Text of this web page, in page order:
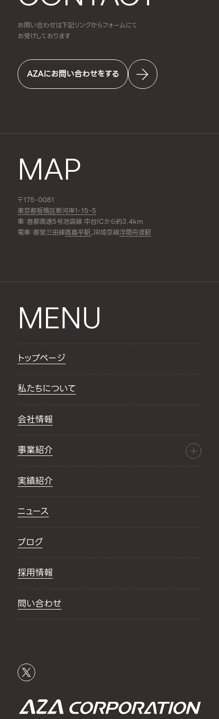
お問い合わせは下記リンクからフォームにて
お受けしております
AZAにお問い合わせをする
MAP
〒175-0081
東京都板橋区新河岸1-15-5
車：首都高速5号池袋線 中台ICから約3.4km
電車：都営三田線高島平駅,JR埼京線浮間舟渡駅
MENU
トップページ
私たちについて
会社情報
事業紹介
実績紹介
ニュース
ブログ
採用情報
問い合わせ